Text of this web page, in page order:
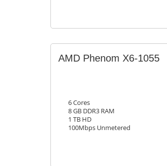
AMD Phenom X6-1055
6 Cores
8 GB DDR3 RAM
1 TB HD
100Mbps Unmetered